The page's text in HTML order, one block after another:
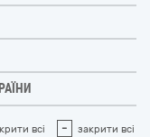
всі - закрити всі